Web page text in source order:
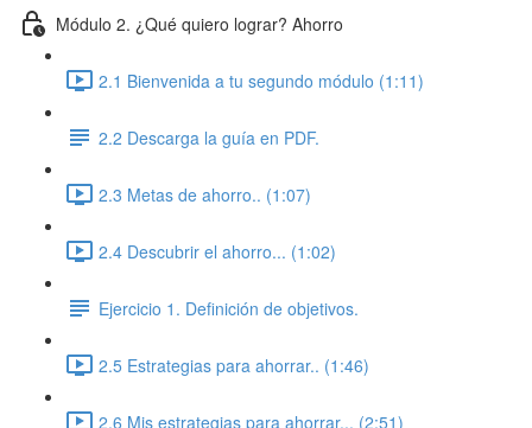
Módulo 2. ¿Qué quiero lograr? Ahorro
2.1 Bienvenida a tu segundo módulo (1:11)
2.2 Descarga la guía en PDF.
2.3 Metas de ahorro.. (1:07)
2.4 Descubrir el ahorro... (1:02)
Ejercicio 1. Definición de objetivos.
2.5 Estrategias para ahorrar.. (1:46)
2.6 Mis estrategias para ahorrar... (2:51)